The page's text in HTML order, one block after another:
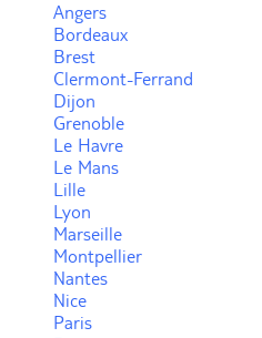
Angers
Bordeaux
Brest
Clermont-Ferrand
Dijon
Grenoble
Le Havre
Le Mans
Lille
Lyon
Marseille
Montpellier
Nantes
Nice
Paris